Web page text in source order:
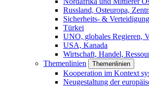
Russland, Osteuropa,
Sicherheits- &
Türkei
UNO, globales Regieren,
USA, Kanada
Wirtschaft, Handel,
Themenlinien
Themenlinien
Kooperation im Kontext
Neugestaltung der